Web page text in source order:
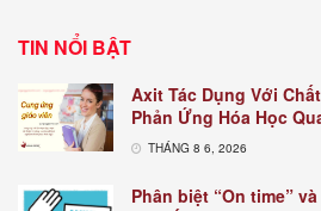
TIN NỔI BẬT
Axit Tác Dụng Với
Phản Ứng Hóa Học
THÁNG 8 6, 2026
Phân biệt “On time”